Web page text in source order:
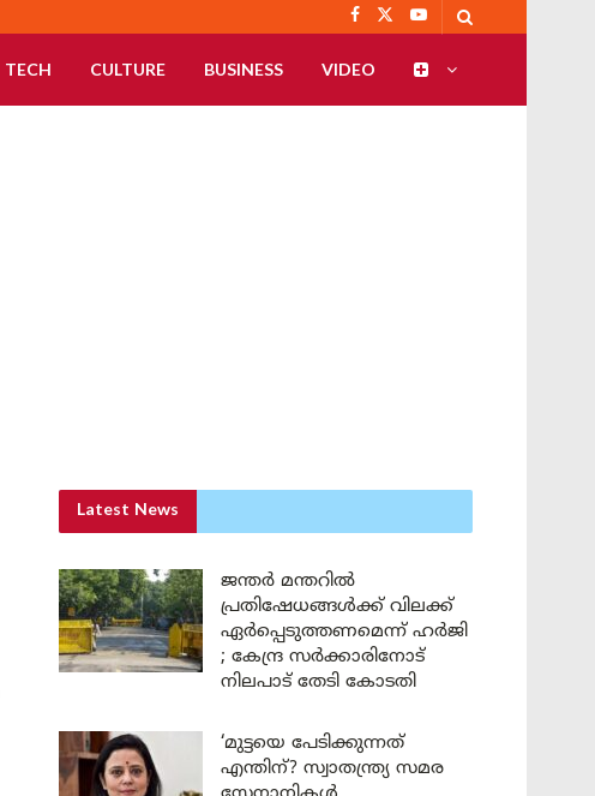
TECH CULTURE BUSINESS VIDEO
Latest News
ജന്തർ മന്തറിൽ
പ്രതിഷേധങ്ങൾക്ക് വിലക്ക്
ഏർപ്പെടുത്തണമെന്ന് ഹർജി
; കേന്ദ്ര സർക്കാരിനോട്
നിലപാട് തേടി കോടതി
‘മുട്ടയെ പേടിക്കുന്നത്
എന്തിന്? സ്വാതന്ത്ര്യ സമര